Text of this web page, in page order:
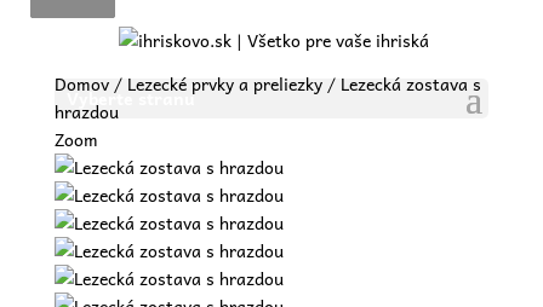
Vyberte stranu
Domov/ Lezecké prvky a preliezky/ Lezecká zostava s
hrazdou
Zoom